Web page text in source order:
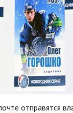
отправятся